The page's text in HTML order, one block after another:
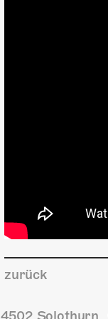
zurück
4502 Solothurn